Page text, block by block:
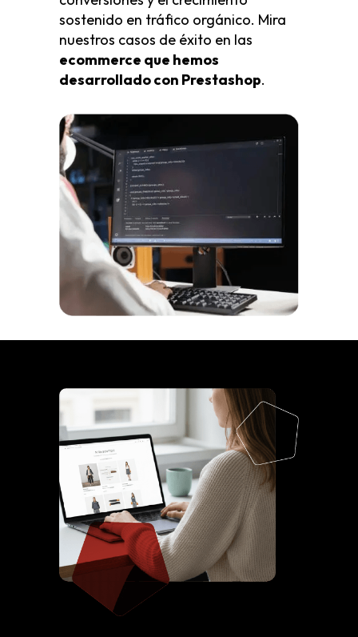
sostenido en tráfico orgánico. Mira
nuestros casos de éxito en las
ecommerce que hemos
desarrollado con Prestashop.